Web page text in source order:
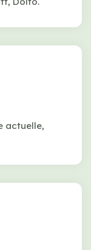
actuelle,